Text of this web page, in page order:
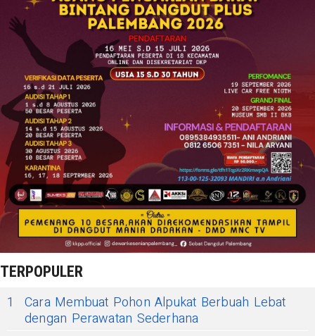
TERPOPULER
1
Cara Membuat Pohon Alpukat Berbuah Lebat
dengan Perawatan Sederhana